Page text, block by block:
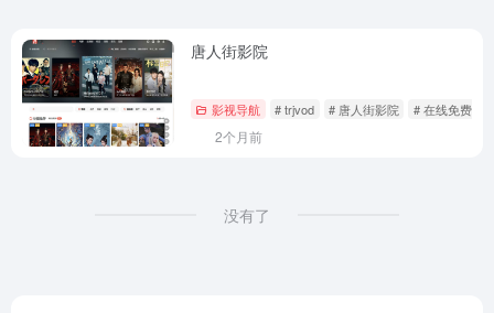
唐人街影院
影视导航 # trjvod # 唐人街影院 # 在线免费看
2个月前
没有了